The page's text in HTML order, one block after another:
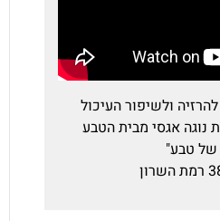
ולשיפור העיכול
נוגה אגסי מבית הטבע
של טבע"